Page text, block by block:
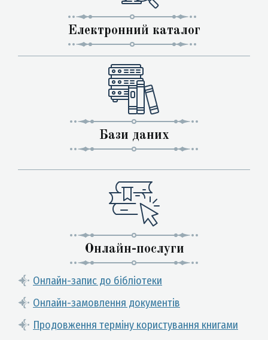
Електронний каталог
Бази даних
Онлайн-послуги
Онлайн-запис до бібліотеки
Онлайн-замовлення документів
Продовження терміну користування книгами